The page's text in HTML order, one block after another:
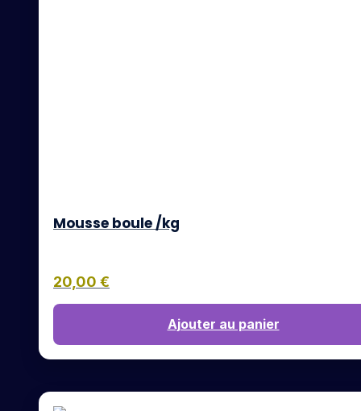
Mousse boule /kg
20,00 €
Ajouter au panier